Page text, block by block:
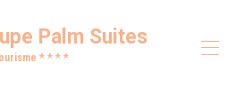
Palm Suites
* * * *